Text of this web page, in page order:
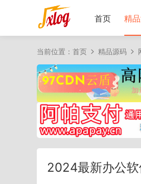
首页 精
当前位置： 首页 精品源码
2024最新办公